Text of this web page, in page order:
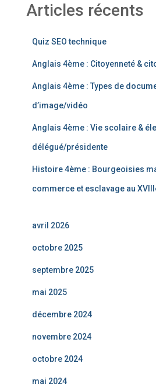
Articles récents
Quiz SEO technique
Anglais 4ème : Citoyenneté &
Anglais 4ème : Types de
d’image/vidéo
Anglais 4ème : Vie scolaire &
délégué/présidente
Histoire 4ème : Bourgeoisies
commerce et esclavage au
avril 2026
octobre 2025
septembre 2025
mai 2025
décembre 2024
novembre 2024
octobre 2024
mai 2024